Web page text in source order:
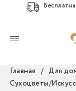
Главная / Для
Сухоцветы/